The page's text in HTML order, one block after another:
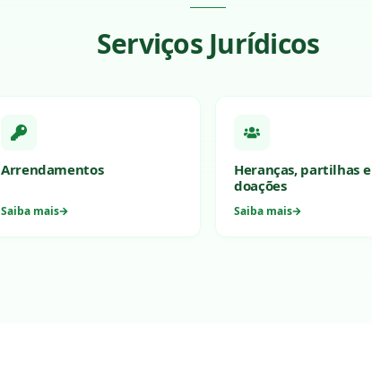
Serviços Jurídicos
Arrendamentos
Saiba mais
Heranças, partilhas e
doações
Saiba mais